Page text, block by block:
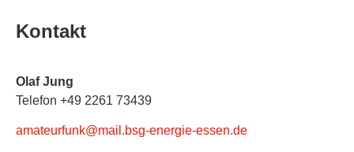
Kontakt
Olaf Jung
Telefon +49 2261 73439
amateurfunk@mail.bsg-energie-essen.de